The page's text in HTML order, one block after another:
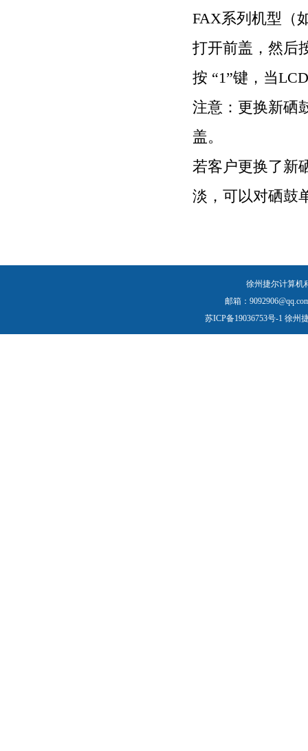
FAX系列机型（
打开前盖，然后
按 “1”键，当LCD
注意：更换新硒
盖。
若客户更换了新
淡，可以对硒鼓
徐州捷尔计算机
邮箱：
苏ICP备19036753号-1 徐州